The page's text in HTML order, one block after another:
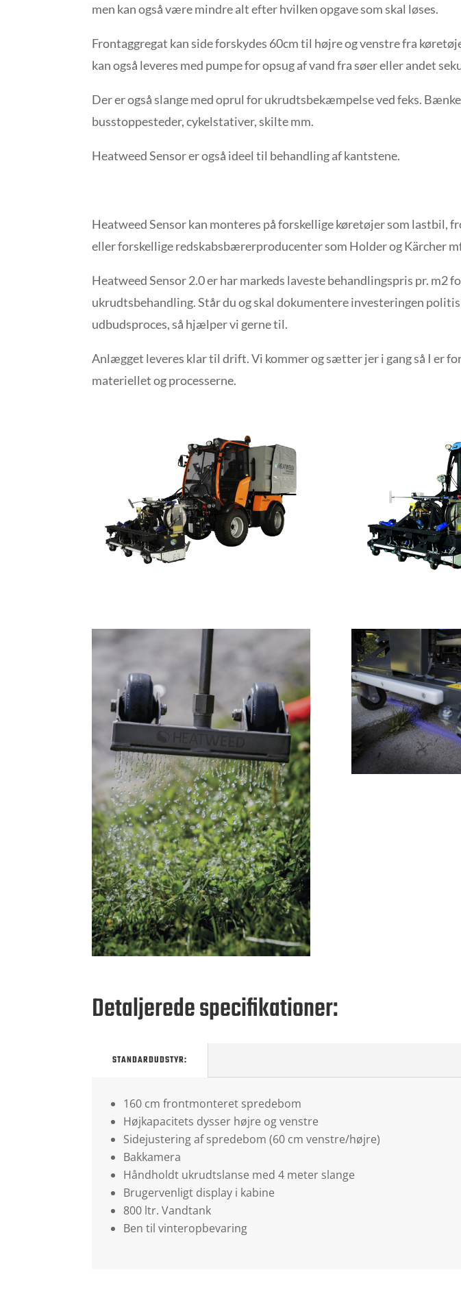
men kan også være mindre alt efter hvilken opgave som skal løses.
Frontaggregat kan side forskydes 60cm til højre og venstre fra
kan også leveres med pumpe for opsug af vand fra søer eller andet
Der er også slange med oprul for ukrudtsbekæmpelse ved feks.
busstoppesteder, cykelstativer, skilte mm.
Heatweed Sensor er også ideel til behandling af kantstene.
Heatweed Sensor kan monteres på forskellige køretøjer som lastbil,
eller forskellige redskabsbærerproducenter som Holder og Kärcher
Heatweed Sensor 2.0 er har markeds laveste behandlingspris pr. m2
ukrudtsbehandling. Står du og skal dokumentere investeringen
udbudsproces, så hjælper vi gerne til.
Anlægget leveres klar til drift. Vi kommer og sætter jer i gang så I er
materiellet og processerne.
Detaljerede specifikationer:
STANDARDUDSTYR:
160 cm frontmonteret spredebom
Højkapacitets dysser højre og venstre
Sidejustering af spredebom (60 cm venstre/højre)
Bakkamera
Håndholdt ukrudtslanse med 4 meter slange
Brugervenligt display i kabine
800 ltr. Vandtank
Ben til vinteropbevaring